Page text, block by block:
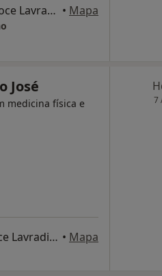
Rua 39 Nº2 - Junto ao Pingo Doce Lavradio, Barreiro • Mapa
José
medicina física e
Rua 39 nº2 Junto ao Pingo Doce Lavradio, Barreiro • Mapa
7